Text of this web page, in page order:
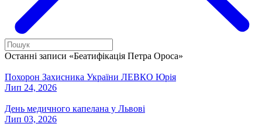
Останні записи «Беатифікація Петра Ороса»
Похорон Захисника України ЛЕВКО Юрія
Лип 24, 2026
День медичного капелана у Львові
Лип 03, 2026